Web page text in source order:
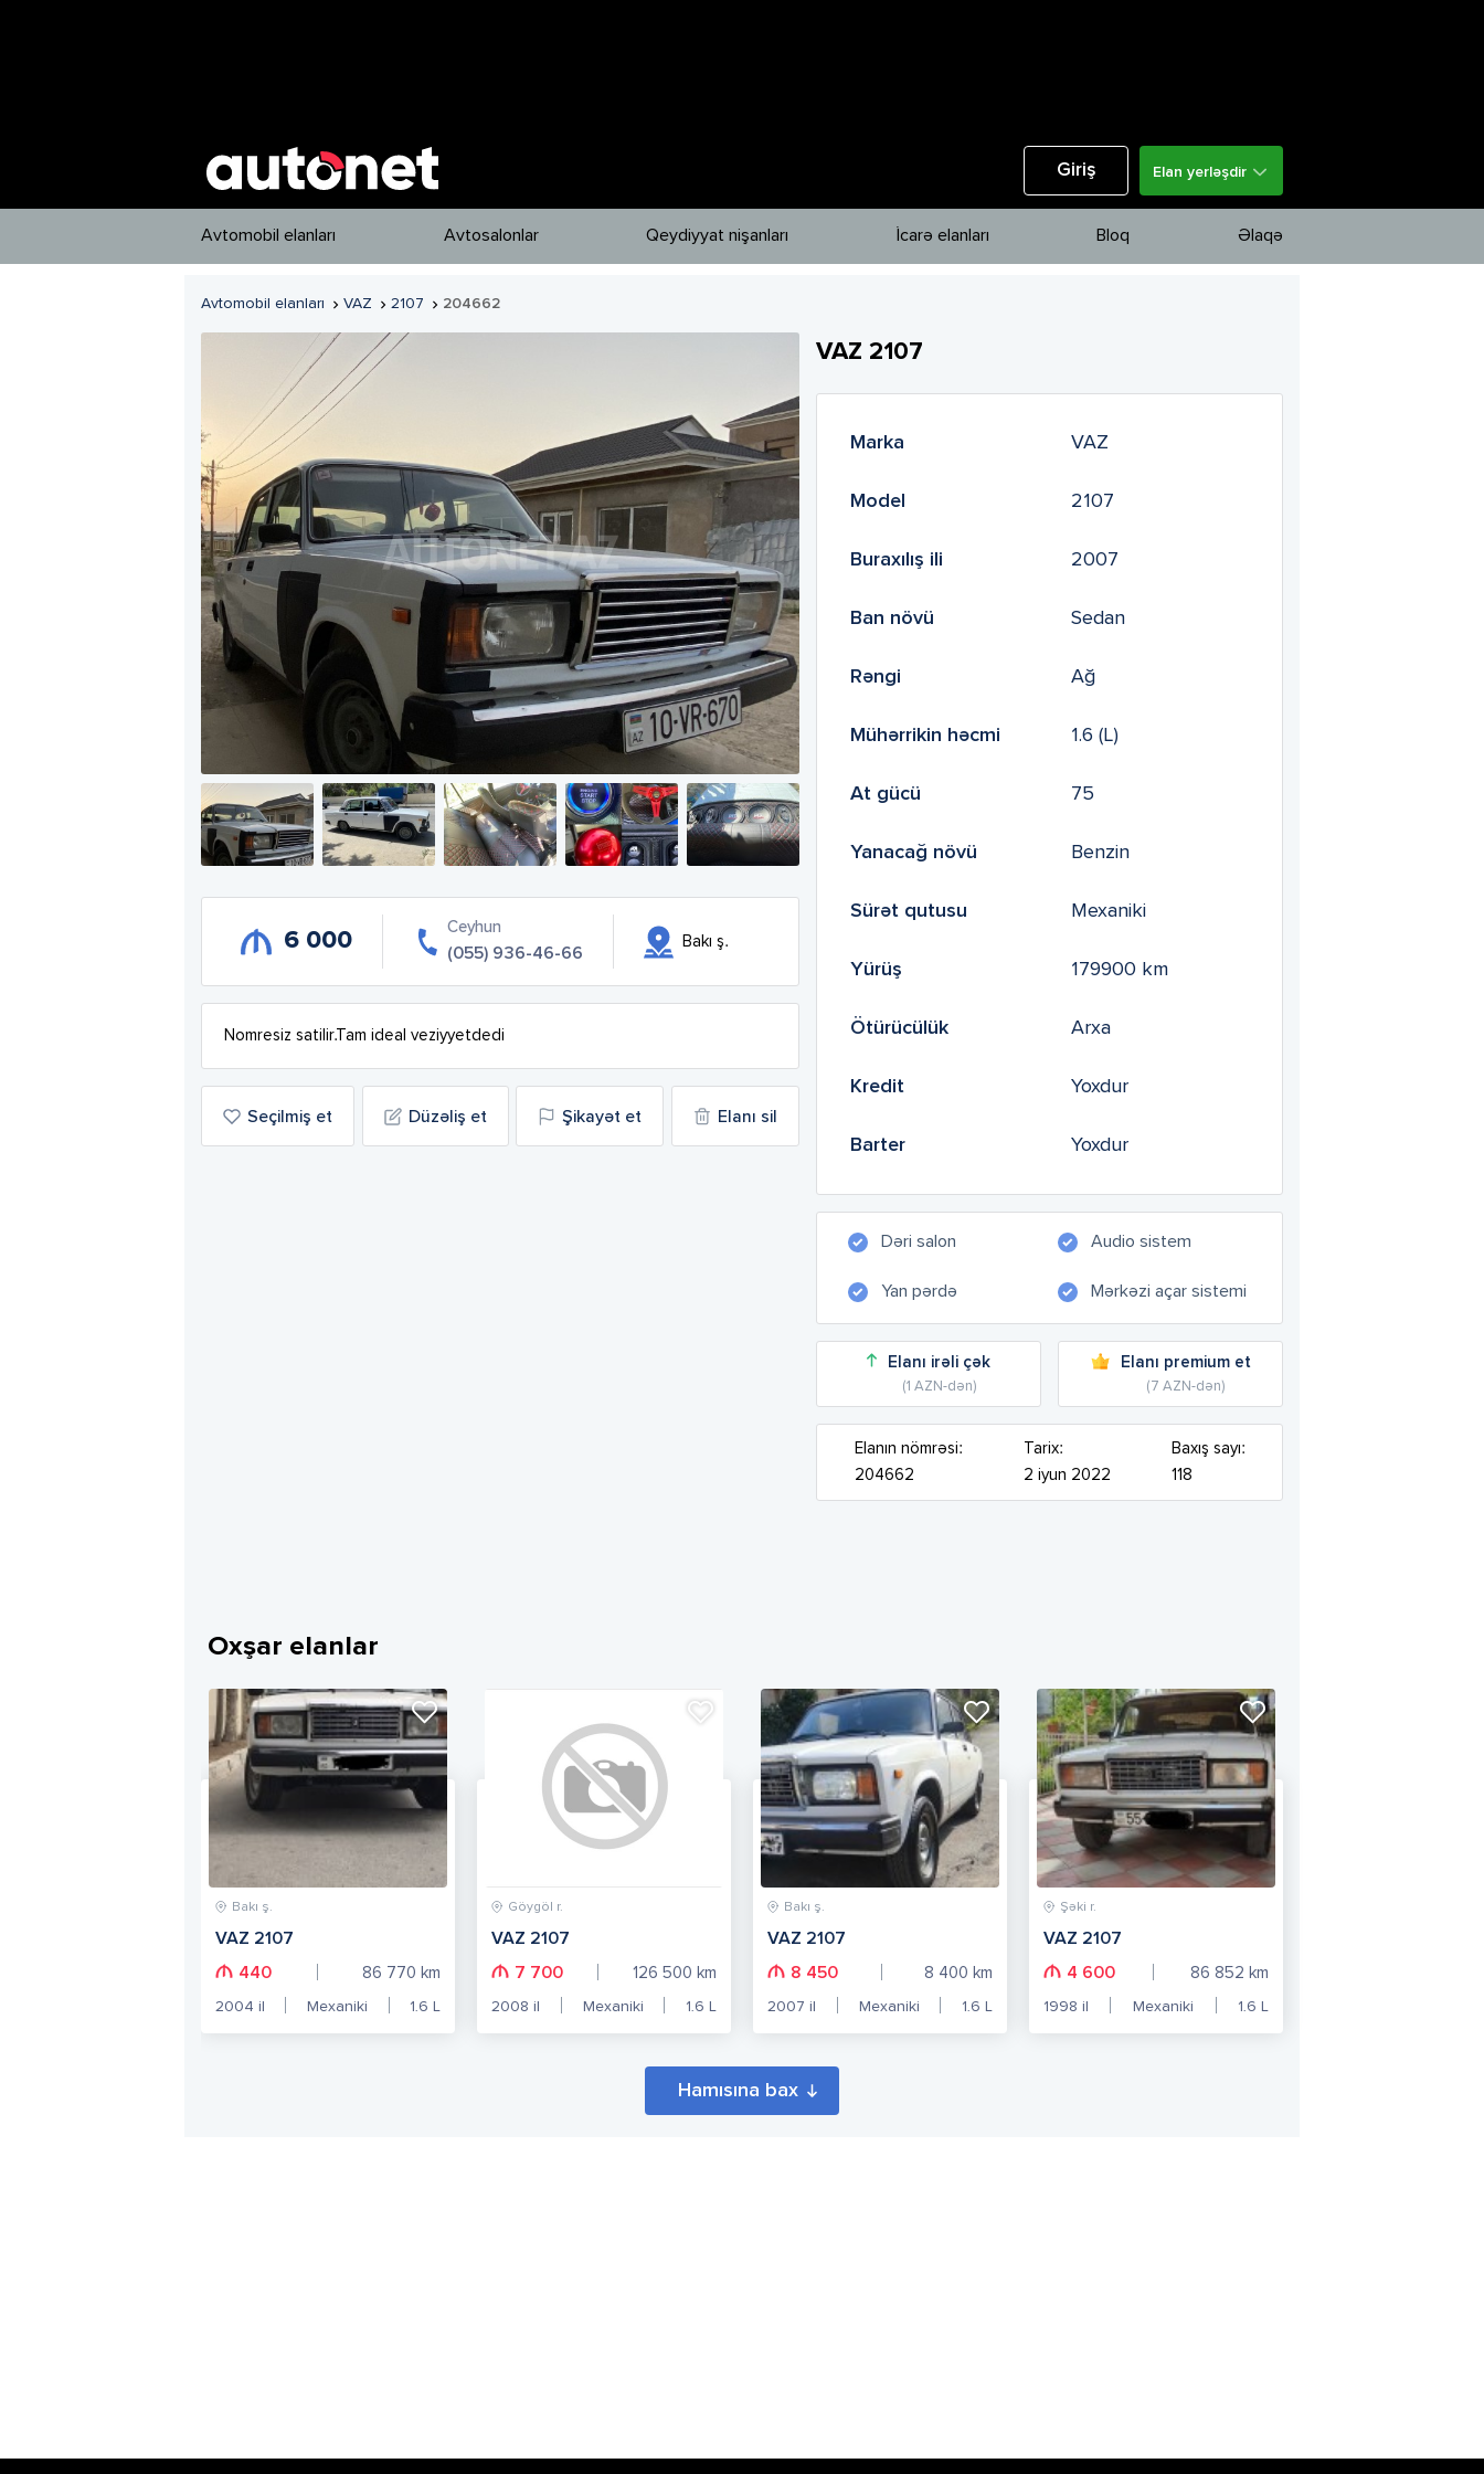
Giriş Elan yerləşdir
Avtomobil elanları Avtosalonlar Qeydiyyat nişanları İcarə elanları Bloq Əlaqə
Avtomobil elanları  VAZ  2107  204662
6 000
Ceyhun
(055) 936-46-66
Bakı ş.
Nomresiz satilir.Tam ideal veziyyetdedi
Seçilmiş et Düzəliş et Şikayət et Elanı sil
VAZ 2107
Marka VAZ
Model 2107
Buraxılış ili 2007
Ban növü Sedan
Rəngi Ağ
Mühərrikin həcmi 1.6 (L)
At gücü 75
Yanacağ növü Benzin
Sürət qutusu Mexaniki
Yürüş 179900 km
Ötürücülük Arxa
Kredit Yoxdur
Barter Yoxdur
Dəri salon Audio sistem
Yan pərdə Mərkəzi açar sistemi
Elanı irəli çək
(1 AZN-dən)
Elanı premium et
(7 AZN-dən)
Elanın nömrəsi:
204662
Tarix:
2 iyun 2022
Baxış sayı:
118
Oxşar elanlar
Bakı ş.
VAZ 2107
440
86 770 km
2004 il Mexaniki 1.6 L
Göygöl r.
VAZ 2107
7 700
126 500 km
2008 il Mexaniki 1.6 L
Bakı ş.
VAZ 2107
8 450
8 400 km
2007 il Mexaniki 1.6 L
Şəki r.
VAZ 2107
4 600
86 852 km
1998 il Mexaniki 1.6 L
Hamısına bax